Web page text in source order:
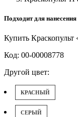
Подходит для
Купить
Код: 00-00008778
Другой цвет:
КРАСНЫЙ
СЕРЫЙ